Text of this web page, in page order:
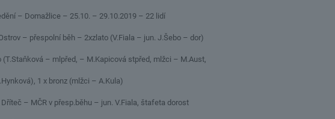
– Domažlice – 25.10. – 29.10.2019 – 22 lidí
– přespolní běh – 2xzlato (V.Fiala – jun. J.Šebo – dor)
– mlpřed, – M.Kapicová stpřed, mlžci – M.Aust,
1 x bronz (mlžci – A.Kula)
Dříteč – MČR v přesp.běhu – jun. V.Fiala, štafeta dorost